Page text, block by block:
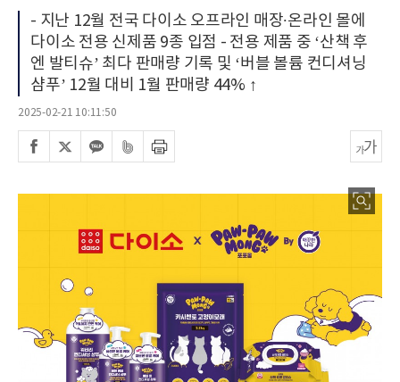
- 지난 12월 전국 다이소 오프라인 매장∙온라인 몰에
다이소 전용 신제품 9종 입점 - 전용 제품 중 ‘산책 후
엔 발티슈’ 최다 판매량 기록 및 ‘버블 볼륨 컨디셔닝
샴푸’ 12월 대비 1월 판매량 44% ↑
2025-02-21 10:11:50